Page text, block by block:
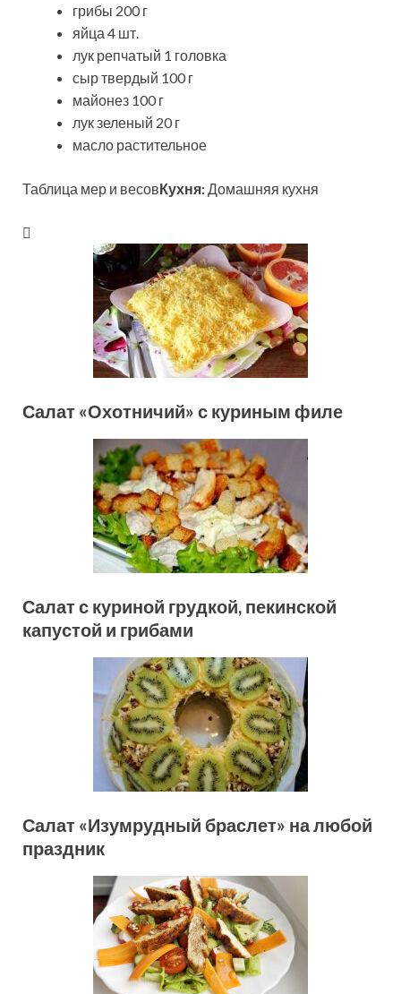
грибы 200 г
яйца 4 шт.
лук репчатый 1 головка
сыр твердый 100 г
майонез 100 г
лук зеленый 20 г
масло растительное
Таблица мер и весовКухня:Домашняя кухня
Салат «Охотничий» с куриным филе
Салат с куриной грудкой, пекинской
капустой и грибами
Салат «Изумрудный браслет» на любой
праздник